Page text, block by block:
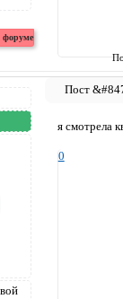
я смотрела
0